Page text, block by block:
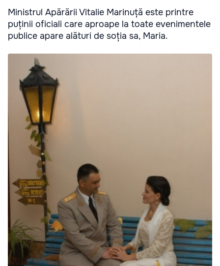
Ministrul Apărării Vitalie Marinuță este printre
puținii oficiali care aproape la toate evenimentele
publice apare alături de soția sa, Maria.